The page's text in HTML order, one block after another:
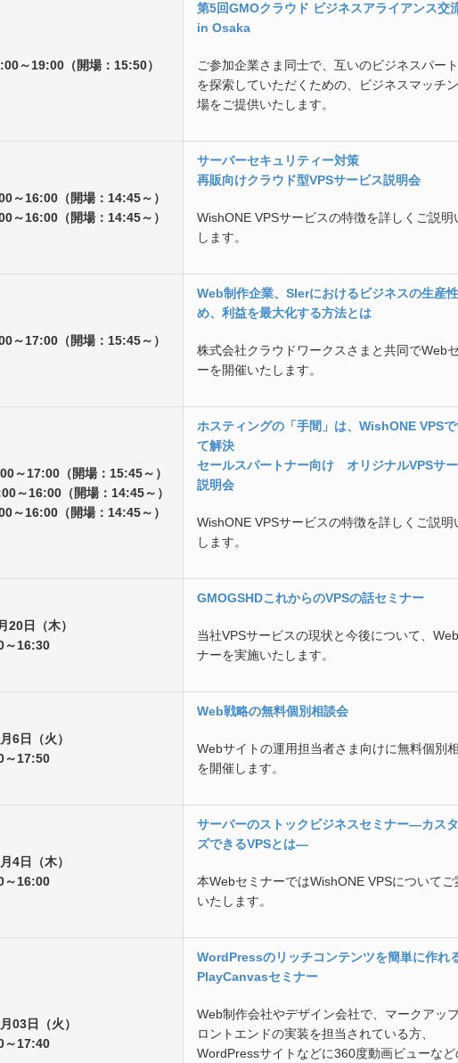
～19:00（開場：15:50）
第5回GMOクラウド ビジネスアライアンス交
in Osaka
ご参加企業さま同士で、互いのビジネスパー
を探索していただくための、ビジネスマッチ
場をご提供いたします。
～16:00（開場：14:45～）
～16:00（開場：14:45～）
サーバーセキュリティー対策
再販向けクラウド型VPSサービス説明会
WishONE VPSサービスの特徴を詳しくご説明
します。
～17:00（開場：15:45～）
Web制作企業、SIerにおけるビジネスの生産
め、利益を最大化する方法とは
株式会社クラウドワークスさまと共同でWeb
ーを開催いたします。
～17:00（開場：15:45～）
～16:00（開場：14:45～）
～16:00（開場：14:45～）
ホスティングの「手間」は、WishONE VPS
て解決
セールスパートナー向け オリジナルVPSサ
説明会
WishONE VPSサービスの特徴を詳しくご説明
します。
20日（木）
～16:30
GMOGSHDこれからのVPSの話セミナー
当社VPSサービスの現状と今後について、
ナーを実施いたします。
6日（火）
～17:50
Web戦略の無料個別相談会
Webサイトの運用担当者さま向けに無料個別
を開催します。
4日（木）
～16:00
サーバーのストックビジネスセミナー―カス
ズできるVPSとは―
本WebセミナーではWishONE VPSについてご
いたします。
03日（火）
～17:40
WordPressのリッチコンテンツを簡単に作れ
PlayCanvasセミナー
Web制作会社やデザイン会社で、マークアッ
ロントエンドの実装を担当されている方、
WordPressサイトなどに360度動画ビューなど